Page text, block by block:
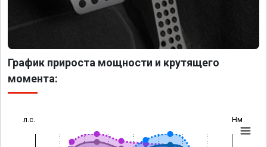
График прироста мощности и крутящего
момента:
л.с. Нм